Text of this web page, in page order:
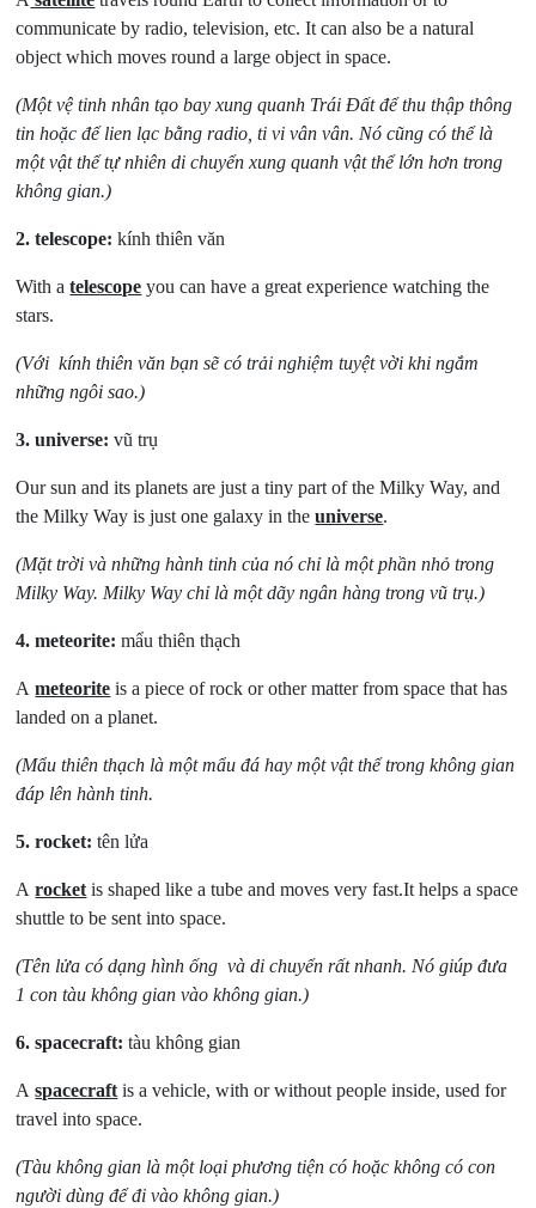
communicate by radio, television, etc. It can also be a natural
object which moves round a large object in space.
(Một vệ tinh nhân tạo bay xung quanh Trái Đất để thu thập thông
tin hoặc để lien lạc bằng radio, ti vi vân vân. Nó cũng có thể là
một vật thể tự nhiên di chuyển xung quanh vật thể lớn hơn trong
không gian.)
2. telescope: kính thiên văn
With atelescope you can have a great experience watching the
stars.
(Với kính thiên văn bạn sẽ có trải nghiệm tuyệt vời khi ngắm
những ngôi sao.)
3. universe: vũ trụ
Our sun and its planets are just a tiny part of the Milky Way, and
the Milky Way is just one galaxy in theuniverse.
(Mặt trời và những hành tinh của nó chỉ là một phần nhỏ trong
Milky Way. Milky Way chỉ là một dãy ngân hàng trong vũ trụ.)
4. meteorite: mẩu thiên thạch
Ameteorite is a piece of rock or other matter from space that has
landed on a planet.
(Mẩu thiên thạch là một mẩu đá hay một vật thể trong không gian
đáp lên hành tinh.
5. rocket: tên lửa
Arocket is shaped like a tube and moves very fast.It helps a space
shuttle to be sent into space.
(Tên lửa có dạng hình ống và di chuyển rất nhanh. Nó giúp đưa
1 con tàu không gian vào không gian.)
6. spacecraft: tàu không gian
Aspacecraft is a vehicle, with or without people inside, used for
travel into space.
(Tàu không gian là một loại phương tiện có hoặc không có con
người dùng để đi vào không gian.)